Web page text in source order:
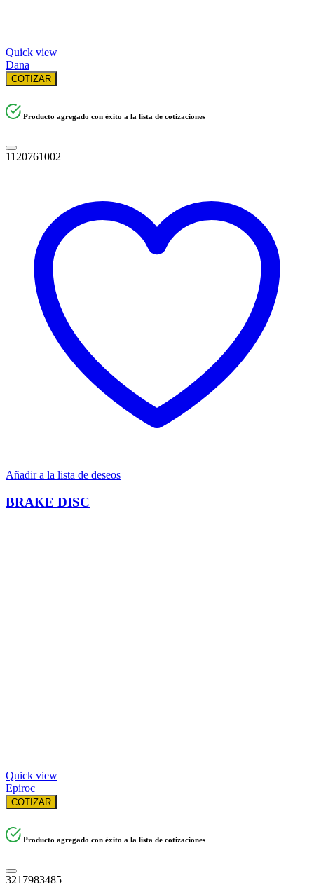
Quick view
Dana
COTIZAR
Producto agregado con éxito a la lista de cotizaciones
1120761002
Añadir a la lista de deseos
BRAKE DISC
Quick view
Epiroc
COTIZAR
Producto agregado con éxito a la lista de cotizaciones
3217983485